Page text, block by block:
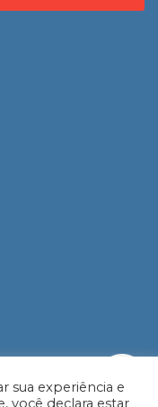
sua experiência e
você declara estar